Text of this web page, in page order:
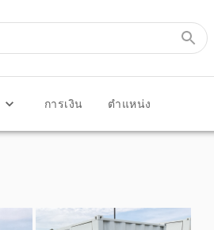
การเงิน ตำแหน่ง